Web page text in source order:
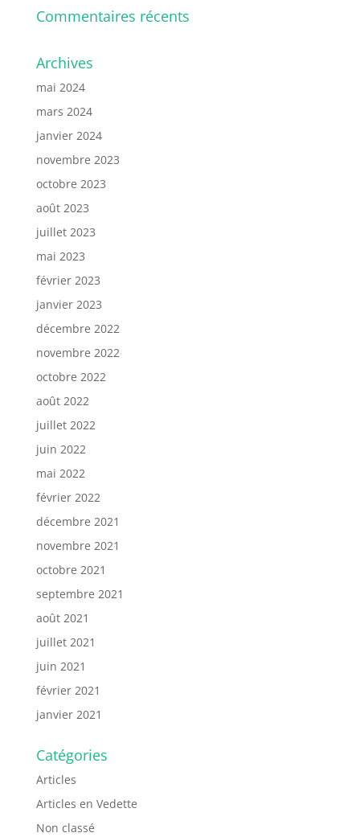
Commentaires récents
Archives
mai 2024
mars 2024
janvier 2024
novembre 2023
octobre 2023
août 2023
juillet 2023
mai 2023
février 2023
janvier 2023
décembre 2022
novembre 2022
octobre 2022
août 2022
juillet 2022
juin 2022
mai 2022
février 2022
décembre 2021
novembre 2021
octobre 2021
septembre 2021
août 2021
juillet 2021
juin 2021
février 2021
janvier 2021
Catégories
Articles
Articles en Vedette
Non classé